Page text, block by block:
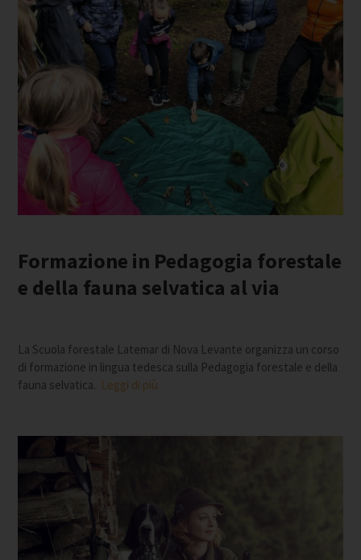
Formazione in Pedagogia forestale
e della fauna selvatica al via
La Scuola forestale Latemar di Nova Levante organizza un corso
di formazione in lingua tedesca sulla Pedagogia forestale e della
fauna selvatica. Leggi di più